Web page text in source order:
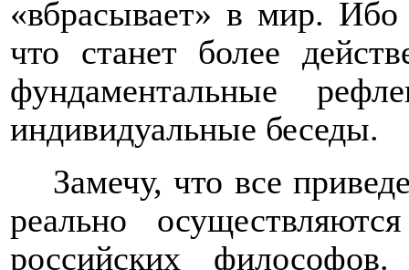
«вбрасывает» в мир.
что станет более
фундаментальные
индивидуальные беседы.
Замечу, что все
реально
российских